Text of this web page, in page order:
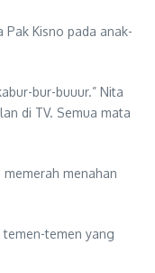
Pak Kisno pada anak-
bur-buuur.” Nita
di TV. Semua mata
memerah menahan
temen yang